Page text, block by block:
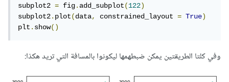
subplot2 = fig.add_subplot(122)
subplot2.plot(data, constrained_layout = True)
plt.show()
وفي كلتا الطريقتين يمكن ضبطهمها ليكونوا بالمسافة التي تريد هكذا: